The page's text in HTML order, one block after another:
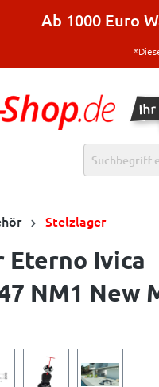
Ab 1000 Euro
Stelzlager
Eterno Ivica
NM1 New